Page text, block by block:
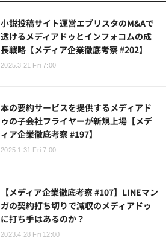
小説投稿サイト運営エブリスタのM&Aで
透けるメディアドゥとインフォコムの成
長戦略【メディア企業徹底考察 #202】
2025.3.21 Fri 7:00
本の要約サービスを提供するメディアド
ゥの子会社フライヤーが新規上場【メデ
ィア企業徹底考察 #197】
2025.1.31 Fri 7:00
【メディア企業徹底考察 #107】LINEマン
ガの契約打ち切りで減収のメディアドゥ
に打ち手はあるのか？
2023.4.28 Fri 12:00